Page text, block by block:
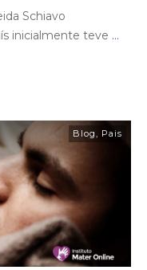
Schiavo
inicialmente teve ...
Blog, Pais